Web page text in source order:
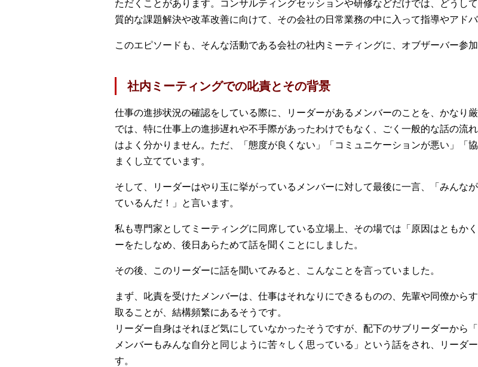
ただくことがあります。コンサルティングセッションや研修などだけでは、どうし
質的な課題解決や改革改善に向けて、その会社の日常業務の中に入って指導やアド
このエピソードも、そんな活動である会社の社内ミーティングに、オブザーバー参
社内ミーティングでの叱責とその背景
仕事の進捗状況の確認をしている際に、リーダーがあるメンバーのことを、かなり
では、特に仕事上の進捗遅れや不手際があったわけでもなく、ごく一般的な話の流
はよく分かりません。ただ、「態度が良くない」「コミュニケーションが悪い」「
まくし立てています。
そして、リーダーはやり玉に挙がっているメンバーに対して最後に一言、「みんな
ているんだ！」と言います。
私も専門家としてミーティングに同席している立場上、その場では「原因はともか
ーをたしなめ、後日あらためて話を聞くことにしました。
その後、このリーダーに話を聞いてみると、こんなことを言っていました。
まず、叱責を受けたメンバーは、仕事はそれなりにできるものの、先輩や同僚から
取ることが、結構頻繁にあるそうです。
リーダー自身はそれほど気にしていなかったそうですが、配下のサブリーダーから
メンバーもみんな自分と同じように苦々しく思っている」という話をされ、リーダ
す。